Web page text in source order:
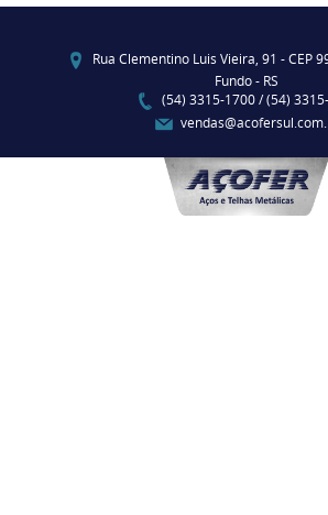
Rua Clementino Luis Vieira, 91 - CEP
Fundo - RS
(54) 3315-1700 / (54)